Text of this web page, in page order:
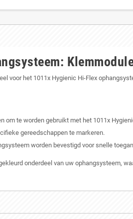
voor het 1011x Hygienic Hi-Flex
om te worden gebruikt met het 1011x
gereedschappen te markeren.
worden bevestigd voor snelle
onderdeel van uw ophangsysteem,